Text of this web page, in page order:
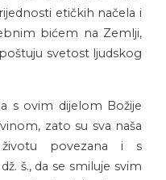
etičkih načela i
bićem na Zemlji,
svetost ljudskog
s ovim dijelom Božije
zato su sva naša
povezana i s
š., da se smiluje svim